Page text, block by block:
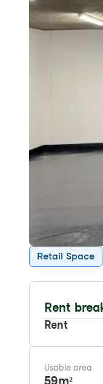
Retail Space
Rent
Rent
Usable area
59m²